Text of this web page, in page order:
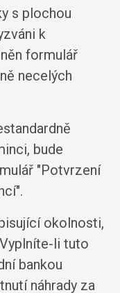
s plochou
k
formulář
necelých
bude
"Potvrzení
okolnosti,
li tuto
bankou
náhrady za